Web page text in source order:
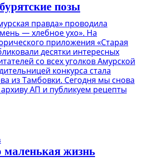
позы
правда» проводила
— хлебное ухо». На
приложения «Старая
десятки интересных
со всех уголков Амурской
конкурса стала
из Тамбовки. Сегодня мы снова
АП и публикуем рецепты
жизнь